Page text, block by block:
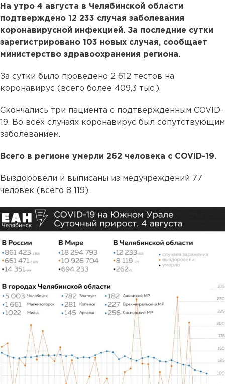
На утро 4 августа в Челябинской области
подтверждено 12 233 случая заболевания
коронавирусной инфекцией. За последние сутки
зарегистрировано 103 новых случая, сообщает
министерство здравоохранения региона.
За сутки было проведено 2 612 тестов на
коронавирус (всего более 409,3 тыс.).
Скончались три пациента с подтвержденным COVID-
19. Во всех случаях коронавирус был сопутствующим
заболеванием.
Всего в регионе умерли 262 человека с COVID-19.
Выздоровели и выписаны из медучреждений 77
человек (всего 8 119).